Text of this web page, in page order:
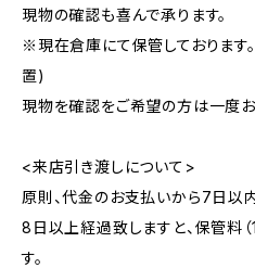
現物の確認も喜んで承ります。
※現在倉庫にて保管しております
置)
現物を確認をご希望の方は一度お
<来店引き渡しについて>
原則、代金のお支払いから7日以
8日以上経過致しますと、保管料
す。